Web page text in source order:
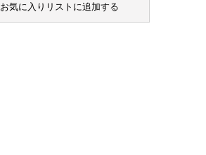
お気に入りリストに追加する